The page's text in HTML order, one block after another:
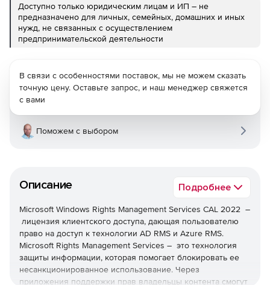
Доступно только юридическим лицам и ИП – не
предназначено для личных, семейных, домашних и иных
нужд, не связанных с осуществлением
предпринимательской деятельности
Описание Подробнее
Microsoft Windows Rights Management Services CAL 2022 –
лицензия клиентского доступа, дающая пользователю
право на доступ к технологии AD RMS и Azure RMS.
Microsoft Rights Management Services – это технология
защиты информации, которая помогает блокировать ее
несанкционированное использование. Через
приложения поддержки прав владельцы контента смогут
В связи с особенностями поставок, мы не можем сказать
точную цену. Оставьте запрос, и наш менеджер свяжется
с вами
Поможем с выбором